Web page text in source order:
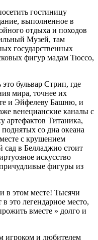
гостиницу
выполненное в
отдыха и походов
Музей, там
государственных
фигур мадам Тюссо,
бульвар Стрип, где
мира, точнее их
и Эйфелеву Башню, и
венецианские каналы с
артефактов Титаника,
со дна океана
с крушением
сад в Белладжио стоит
искусство
фигуры из
в этом месте! Тысячи
это легендарное место,
вместе » долго и
игроком и любителем